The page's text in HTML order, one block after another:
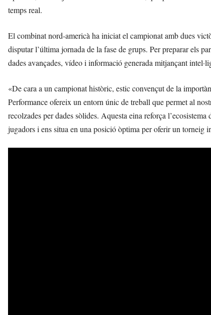
temps real.
El combinat nord-americà ha iniciat el campionat amb dues
disputar l’última jornada de la fase de grups. Per preparar els
dades avançades, vídeo i informació generada mitjançant
«De cara a un campionat històric, estic convençut de la
Performance ofereix un entorn únic de treball que permet al
recolzades per dades sòlides. Aquesta eina reforça
jugadors i ens situa en una posició òptima per oferir un torneig